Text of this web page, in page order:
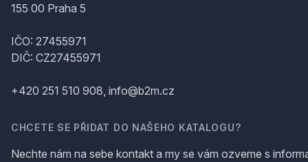
155 00 Praha 5
IČO: 27455971
DIČ: CZ27455971
+420 251 510 908, info@b2m.cz
CHCETE SE PŘIDAT DO NAŠEHO KATALOGU?
Nechte nám na sebe kontakt a my se vám ozveme s